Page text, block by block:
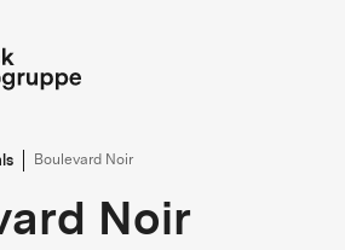
Boulevard Noir
Noir